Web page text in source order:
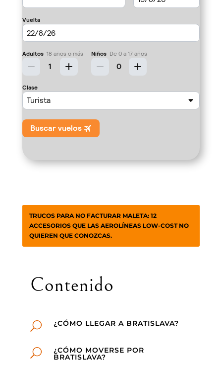
TRUCOS PARA NO FACTURAR MALETA: 12
ACCESORIOS QUE LAS AEROLÍNEAS LOW-COST NO
QUIEREN QUE CONOZCAS.
Contenido
U ¿CÓMO LLEGAR A BRATISLAVA?
U ¿CÓMO MOVERSE POR
BRATISLAVA?